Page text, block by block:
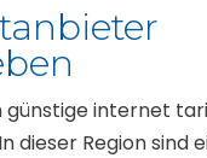
günstige internet
dieser Region sind